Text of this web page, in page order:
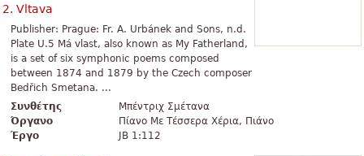
2. Vltava
Publisher: Prague: Fr. A. Urbánek and Sons, n.d.
Plate U.5 Má vlast, also known as My Fatherland,
is a set of six symphonic poems composed
between 1874 and 1879 by the Czech composer
Bedřich Smetana. ...
Συνθέτης
Μπέντριχ Σμέτανα
Όργανο
Πίανο Με Τέσσερα Χέρια, Πιάνο
Έργο
JB 1:112